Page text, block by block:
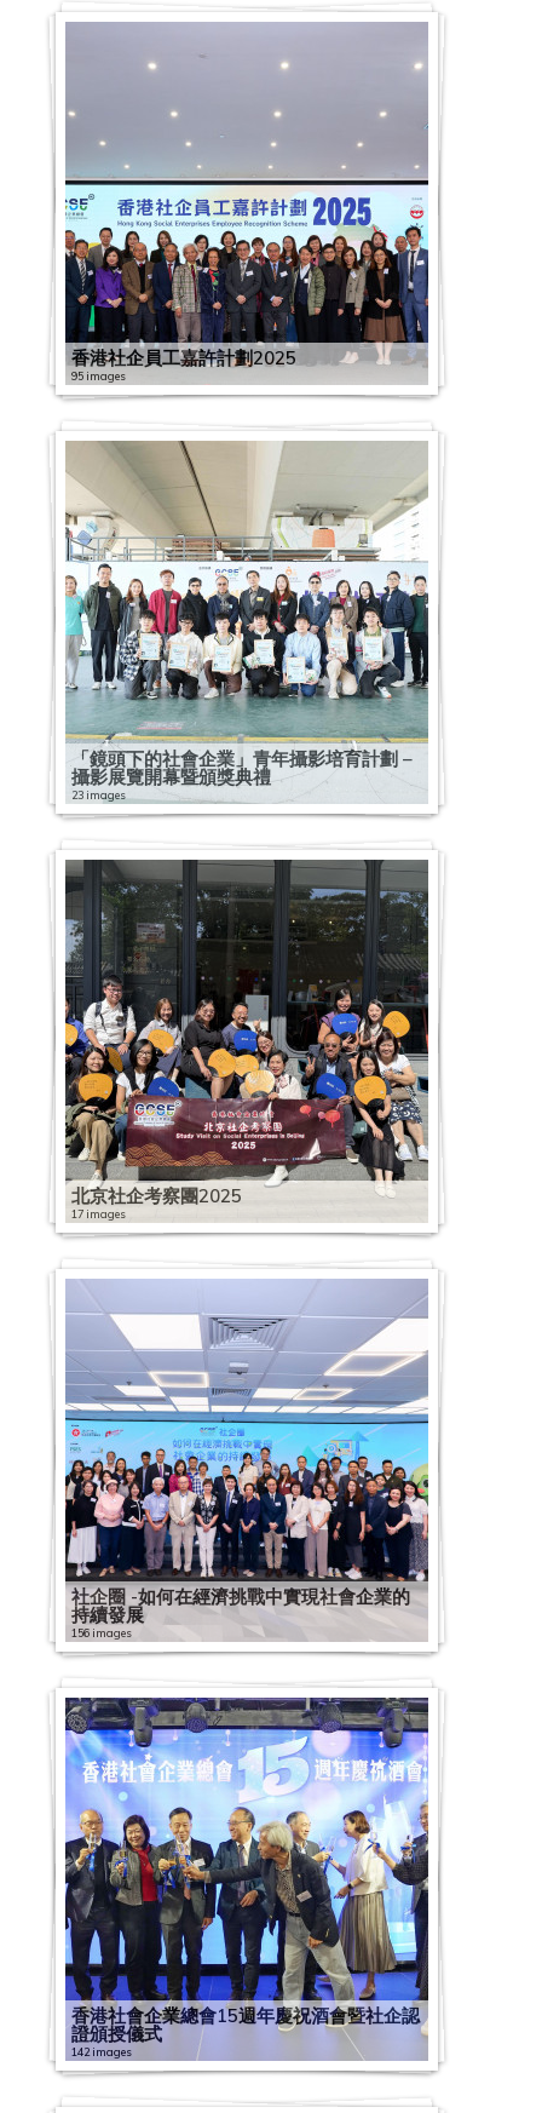
香港社企員工嘉許計劃2025
95 images
「鏡頭下的社會企業」青年攝影培育計劃 –
攝影展覽開幕暨頒獎典禮
23 images
北京社企考察團2025
17 images
社企圈 -如何在經濟挑戰中實現社會企業的
持續發展
156 images
香港社會企業總會15週年慶祝酒會暨社企認
證頒授儀式
142 images